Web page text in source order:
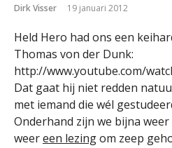
Dirk Visser 19 januari 2012
Held Hero had ons een
Thomas von der Dunk:
http://www.youtube.com/
Dat gaat hij niet redden
met iemand die wél
Onderhand zijn we bijna
weereen lezingom zeep